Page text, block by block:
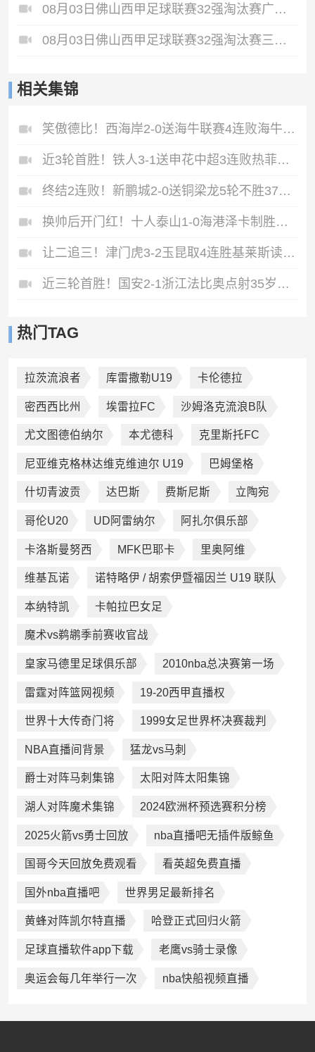
08月03日佛山西甲足球联赛32强淘汰赛广州求信VS顺德新青年全场录像
08月03日佛山西甲足球联赛32强淘汰赛三水乐民兴健力宝VS中国澳门澳科精英全场录像
相关集锦
笑傲德比！西海岸2-0送海牛联赛4连败海牛仍垫底西海岸升至第二
近3轮首胜！铁人3-1送申花中超3连败热菲尼奥双响邦本宜裕传射
终结2连败！新鹏城2-0送铜梁龙5轮不胜37岁姜至鹏破门韦斯利建功
换帅后开门红！十人泰山1-0海港泽卡制胜于金永扑点海港三球被吹
让二追三！津门虎3-2玉昆取4连胜基莱斯读秒绝杀萨尔瓦多破门
近三轮首胜！国安2-1浙江法比奥点射35岁张稀哲制胜王钰栋送助攻
热门TAG
拉茨流浪者 库雷撒勒U19 卡伦德拉
密西西比州 埃雷拉FC 沙姆洛克流浪B队
尤文图德伯纳尔 本尤德科 克里斯托FC
尼亚维克格林达维克维迪尔 U19 巴姆堡格
什切青波贡 达巴斯 费斯尼斯 立陶宛
哥伦U20 UD阿雷纳尔 阿扎尔俱乐部
卡洛斯曼努西 MFK巴耶卡 里奥阿维
维基瓦诺 诺特略伊 / 胡索伊暨福因兰 U19 联队
本纳特凯 卡帕拉巴女足
魔术vs鹈鹕季前赛收官战
皇家马德里足球俱乐部 2010nba总决赛第一场
雷霆对阵篮网视频 19-20西甲直播权
世界十大传奇门将 1999女足世界杯决赛裁判
NBA直播间背景 猛龙vs马刺
爵士对阵马刺集锦 太阳对阵太阳集锦
湖人对阵魔术集锦 2024欧洲杯预选赛积分榜
2025火箭vs勇士回放 nba直播吧无插件版鲸鱼
国哥今天回放免费观看 看英超免费直播
国外nba直播吧 世界男足最新排名
黄蜂对阵凯尔特直播 哈登正式回归火箭
足球直播软件app下载 老鹰vs骑士录像
奥运会每几年举行一次 nba快船视频直播